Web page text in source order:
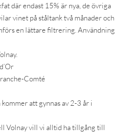
där endast 15% är nya, de övriga
vinet på ståltank två månader och
en lättare filtrering. Användning
Comté
att gynnas av 2-3 år i
Volnay vill vi alltid ha tillgång till